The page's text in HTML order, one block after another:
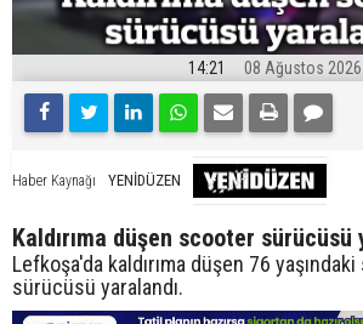
14:21 08 Ağustos 2026
Haber Kaynağı YENİDÜZEN
Kaldırıma düşen scooter sürücüsü
Lefkoşa'da kaldırıma düşen 76
sürücüsü yaralandı.